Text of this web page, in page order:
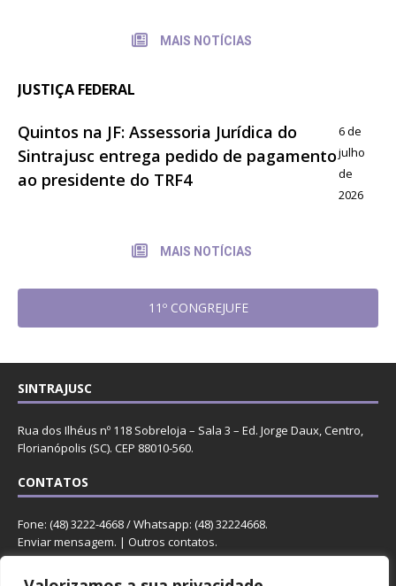
MAIS NOTÍCIAS
JUSTIÇA FEDERAL
Quintos na JF: Assessoria Jurídica do
Sintrajusc entrega pedido de pagamento
ao presidente do TRF4
6 de
julho
de
2026
MAIS NOTÍCIAS
11º CONGREJUFE
SINTRAJUSC
Rua dos Ilhéus nº 118 Sobreloja – Sala 3 – Ed. Jorge Daux, Centro,
Florianópolis (SC). CEP 88010-560.
CONTATOS
Fone: (48) 3222-4668 / Whatsapp: (48) 32224668.
Enviar mensagem. | Outros contatos.
REDES